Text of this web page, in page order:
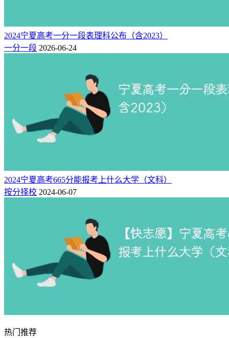
2024宁夏高考一分一段表理科公布（含2023）
一分一段 2026-06-24
2024宁夏高考665分能报考上什么大学（文科）
按分择校 2024-06-07
热门推荐